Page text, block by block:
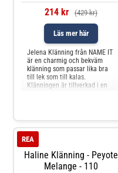
214 kr (429 kr)
Läs mer här
Jelena Klänning från NAME IT
är en charmig och bekväm
klänning som passar lika bra
till lek som till kalas.
Klänningen är tillverkad i en
korta ärmar och ru
Haline Klänning - Peyote
Melange - 110
REA